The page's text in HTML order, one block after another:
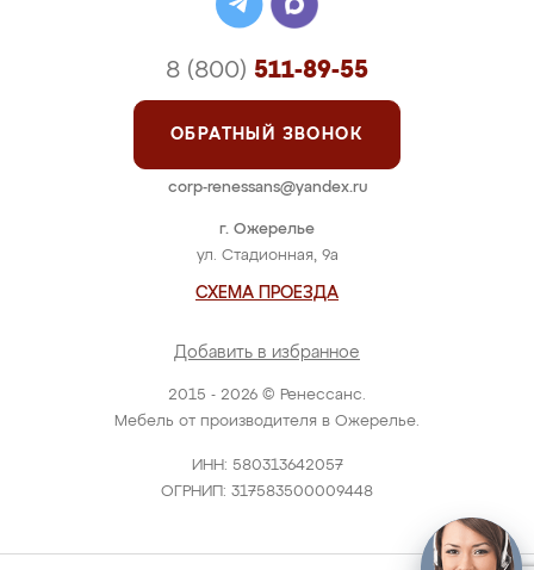
2015 - 2026 © Ренессанс.
Мебель от производителя в Ожерелье.
ИНН: 580313642057
ОГРНИП: 317583500009448
г. Ожерелье
ул. Стадионная, 9а
СХЕМА ПРОЕЗДА
Добавить в избранное
8 (800) 511-89-55
ОБРАТНЫЙ ЗВОНОК
corp-renessans@yandex.ru